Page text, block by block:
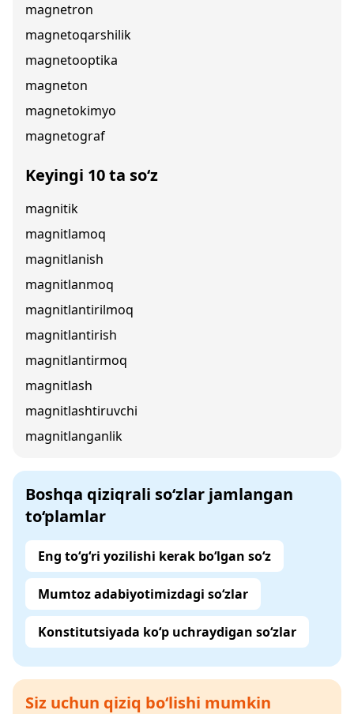
magnetron
magnetoqarshilik
magnetooptika
magneton
magnetokimyo
magnetograf
Keyingi 10 ta so‘z
magnitik
magnitlamoq
magnitlanish
magnitlanmoq
magnitlantirilmoq
magnitlantirish
magnitlantirmoq
magnitlash
magnitlashtiruvchi
magnitlanganlik
Boshqa qiziqrali so‘zlar jamlangan
to‘plamlar
Eng to‘g‘ri yozilishi kerak bo‘lgan so‘z
Mumtoz adabiyotimizdagi so‘zlar
Konstitutsiyada ko‘p uchraydigan so‘zlar
Siz uchun qiziq bo‘lishi mumkin